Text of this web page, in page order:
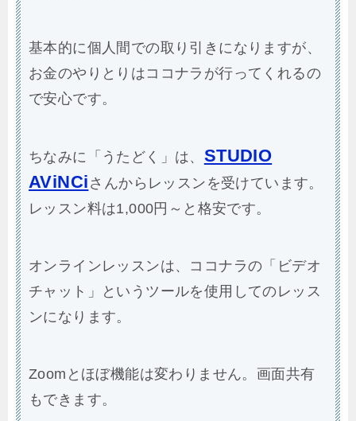
基本的に個人間での取り引きになりますが、
お金のやりとりはココナラが行ってくれるの
で安心です。
ちなみに「うたどく」は、 STUDIO
AViNCi さんからレッスンを受けています。
レッスン料は1,000円～と格安です。
オンラインレッスンは、ココナラの「ビデオ
チャット」というツールを使用してのレッス
ンになります。
Zoomとほぼ機能は変わりません。画面共有
もできます。